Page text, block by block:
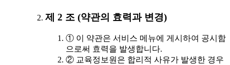
제 2 조 (약관의 효력과 변경)
① 이 약관은 서비스 메뉴에 게시하여 공시함
으로써 효력을 발생합니다.
② 교육정보원은 합리적 사유가 발생한 경우